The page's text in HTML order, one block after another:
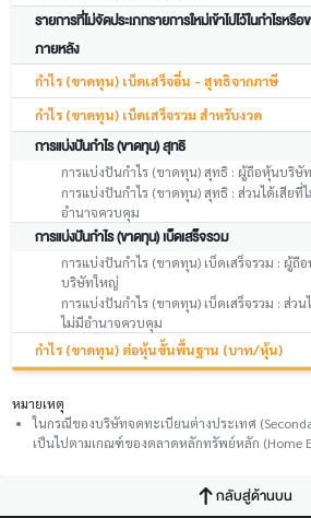
รายการที่ไม่จัดประเภทรายการใหม่เข้าไปไว้ในกำไรหรือ
ภายหลัง
กำไร (ขาดทุน) เบ็ดเสร็จอื่น - สุทธิจากภาษี
กำไร (ขาดทุน) เบ็ดเสร็จรวม สำหรับงวด
การแบ่งปันกำไร (ขาดทุน) สุทธิ
การแบ่งปันกำไร (ขาดทุน) สุทธิ : ผู้ถือหุ้นบริษั
การแบ่งปันกำไร (ขาดทุน) สุทธิ : ส่วนได้เสียที่
อำนาจควบคุม
การแบ่งปันกำไร (ขาดทุน) เบ็ดเสร็จรวม
การแบ่งปันกำไร (ขาดทุน) เบ็ดเสร็จรวม : ผู้ถื
บริษัทใหญ่
การแบ่งปันกำไร (ขาดทุน) เบ็ดเสร็จรวม : ส่วน
ไม่มีอำนาจควบคุม
กำไร (ขาดทุน) ต่อหุ้นขั้นพื้นฐาน (บาท/หุ้น)
หมายเหตุ
ในกรณีของบริษัทจดทะเบียนต่างประเทศ
เป็นไปตามเกณฑ์ของตลาดหลักทรัพย์หลัก (Home
กลับสู่ด้านบน